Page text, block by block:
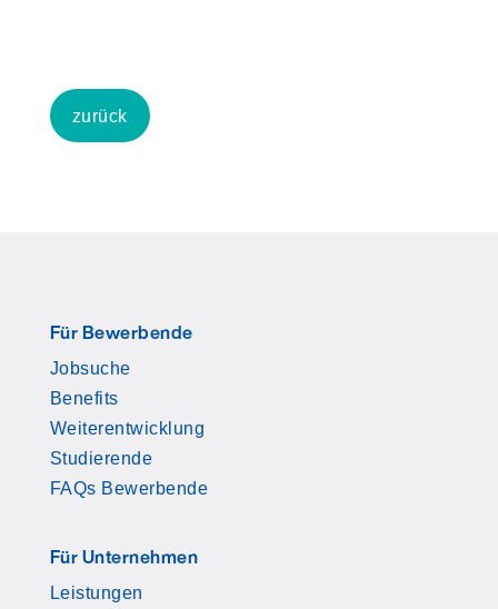
zurück
Für Bewerbende
Jobsuche
Benefits
Weiterentwicklung
Studierende
FAQs Bewerbende
Für Unternehmen
Leistungen